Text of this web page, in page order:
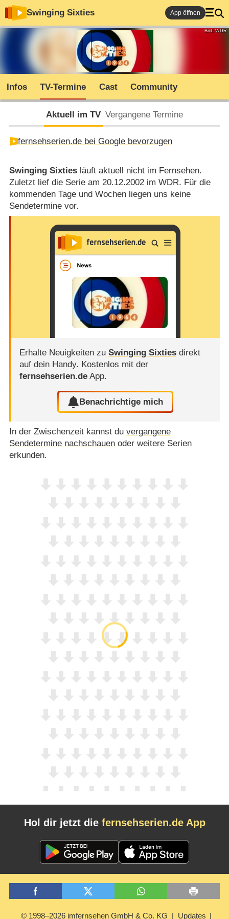
Swinging Sixties App öffnen
Bild: WDR
Infos TV-Termine Cast Community
Aktuell im TV Vergangene Termine
fernsehserien.de bei Google bevorzugen
Swinging Sixtiesläuft aktuell nicht im Fernsehen.
Zuletzt lief die Serie am 20.12.2002 im WDR. Für die
kommenden Tage und Wochen liegen uns keine
Sendetermine vor.
Erhalte Neuigkeiten zu Swinging Sixtiesdirekt
auf dein Handy. Kostenlos mit der
fernsehserien.deApp.
Benachrichtige mich
In der Zwischenzeit kannst du vergangene
Sendetermine nachschauenoder weitere Serien
erkunden.
Hol dir jetzt die fernsehserien.de App
© 1998–2026 imfernsehen GmbH & Co. KG Updates